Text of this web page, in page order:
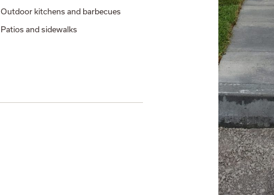
Outdoor kitchens and barbecues
Patios and sidewalks